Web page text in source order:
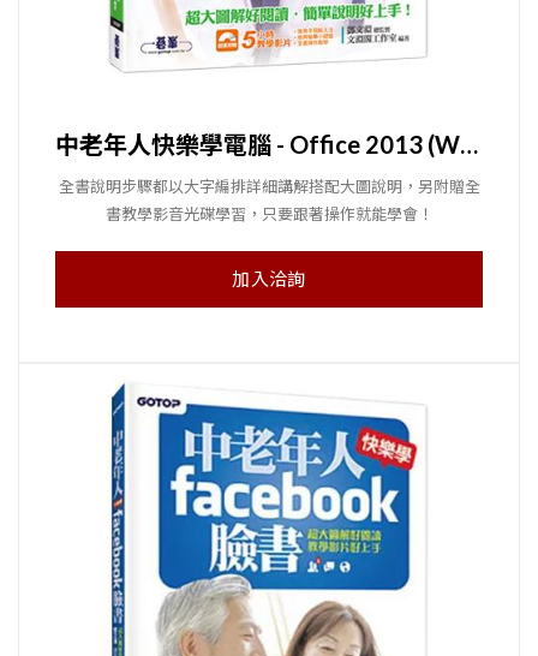
中老年人快樂學電腦 - Office 2013 (Word / Excel / PowerPoint / Outlook)＜超大圖解好閱讀＞
全書說明步驟都以大字編排詳細講解搭配大圖說明，另附贈全
書教學影音光碟學習，只要跟著操作就能學會！
加入洽詢